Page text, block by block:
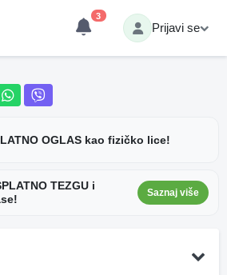
3
Prijavi se
OGLAS kao fizičko lice!
TEZGU i
Saznaj više